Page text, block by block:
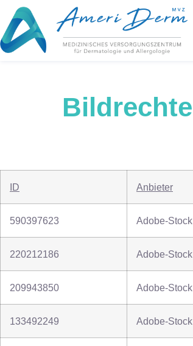
Bildrechte
ID Anbieter
590397623 Adobe-Stock
220212186 Adobe-Stock
209943850 Adobe-Stock
133492249 Adobe-Stock